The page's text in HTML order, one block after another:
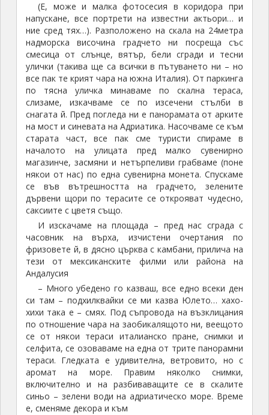
(Е, може и малка фотосесия в коридора при
напускане, все портрети на известни актьори… и
ние сред тях…). Разположено на скала на 24метра
надморска височина градчето ни посреща със
смесица от слънце, вятър, бели сгради и тесни
улички (такива ще са всички в пътуването ни – но
все пак те крият чара на южна Италия). От паркинга
по тясна уличка минаваме по скална тераса,
слизаме, изкачваме се по изсечени стълби в
снагата й. Пред погледа ни е панорамата от арките
на мост и синевата на Адриатика. Насочваме се към
старата част, все пак сме туристи спираме в
началото на улицата пред малко сувенирно
магазинче, засмяни и нетърпеливи грабваме (поне
някои от нас) по една сувенирна монета. Спускаме
се във вътрешността на градчето, зелените
дървени щори по терасите се открояват чудесно,
саксиите с цветя също.
И изскачаме на площада – пред нас сграда с
часовник на върха, изчистени очертания по
фризовете й, в дясно църква с камбани, прилича на
тези от мексиканските филми или района на
Андалусия
– Много убедено го казваш, все едно всеки ден
си там – подхилквайки се ми казва Юлето… хахо-
хихи така е – смях. Под съпровода на възклицания
по отношение чара на заобикалящото ни, веещото
се от някои тераси италианско пране, снимки и
селфита, се озоваваме на една от трите панорамни
тераси. Гледката е удивителна, ветровито, но с
аромат на море. Правим няколко снимки,
включително и на разбиваващите се в скалите
синьо – зелени води на адриатическо море. Време
е, сменяме декора и към